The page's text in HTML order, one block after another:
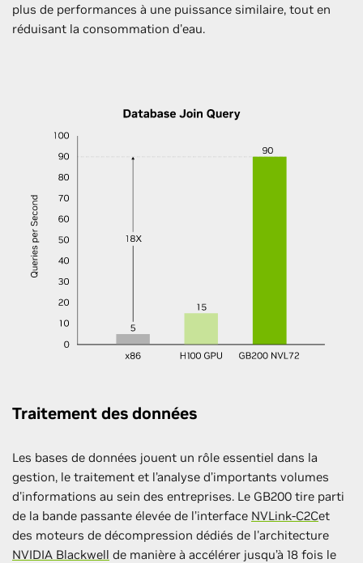
plus de performances à une puissance similaire, tout en
réduisant la consommation d'eau.
Traitement des données
Les bases de données jouent un rôle essentiel dans la
gestion, le traitement et l’analyse d’importants volumes
d'informations au sein des entreprises. Le GB200 tire parti
de la bande passante élevée de l’interface NVLink-C2Cet
des moteurs de décompression dédiés de l'architecture
NVIDIA Blackwell de manière à accélérer jusqu’à 18 fois le